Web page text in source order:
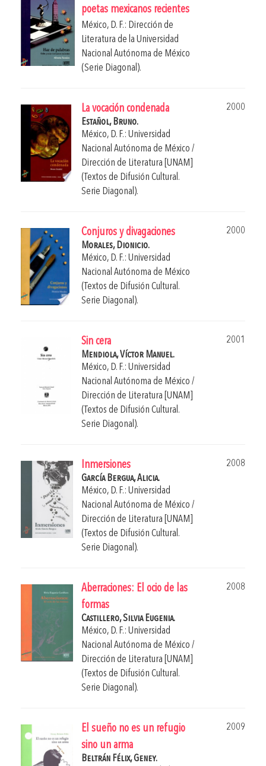
poetas mexicanos recientes
México, D. F.: Dirección de
Literatura de la Universidad
Nacional Autónoma de México
(Serie Diagonal).
La vocación condenada
2000
Estañol, Bruno.
México, D. F.: Universidad
Nacional Autónoma de México /
Dirección de Literatura [UNAM]
(Textos de Difusión Cultural.
Serie Diagonal).
Conjuros y divagaciones
2000
Morales, Dionicio.
México, D. F.: Universidad
Nacional Autónoma de México
(Textos de Difusión Cultural.
Serie Diagonal).
Sin cera
2001
Mendiola, Víctor Manuel.
México, D. F.: Universidad
Nacional Autónoma de México /
Dirección de Literatura [UNAM]
(Textos de Difusión Cultural.
Serie Diagonal).
Inmersiones
2008
García Bergua, Alicia.
México, D. F.: Universidad
Nacional Autónoma de México /
Dirección de Literatura [UNAM]
(Textos de Difusión Cultural.
Serie Diagonal).
Aberraciones: El ocio de las
formas
2008
Castillero, Silvia Eugenia.
México, D. F.: Universidad
Nacional Autónoma de México /
Dirección de Literatura [UNAM]
(Textos de Difusión Cultural.
Serie Diagonal).
El sueño no es un refugio
sino un arma
2009
Beltrán Félix, Geney.